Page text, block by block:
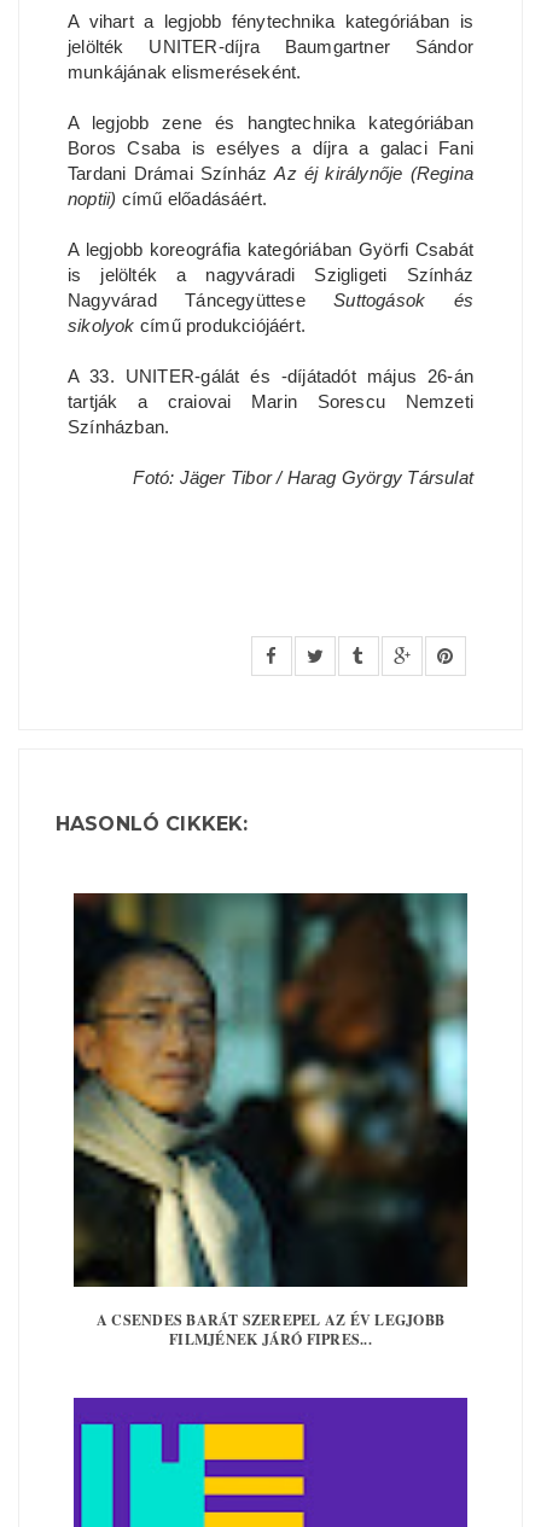
A vihart a legjobb fénytechnika kategóriában is
jelölték UNITER-díjra Baumgartner Sándor
munkájának elismeréseként.
A legjobb zene és hangtechnika kategóriában
Boros Csaba is esélyes a díjra a galaci Fani
Tardani Drámai SzínházAz éj királynője (Regina
noptii) című előadásáért.
A legjobb koreográfia kategóriában Györfi Csabát
is jelölték a nagyváradi Szigligeti Színház
Nagyvárad TáncegyütteseSuttogások és
sikolyok című produkciójáért.
A 33. UNITER-gálát és -díjátadót május 26-án
tartják a craiovai Marin Sorescu Nemzeti
Színházban.
Fotó: Jäger Tibor / Harag György Társulat
HASONLÓ CIKKEK:
A CSENDES BARÁT SZEREPEL AZ ÉV LEGJOBB
FILMJÉNEK JÁRÓ FIPRES...